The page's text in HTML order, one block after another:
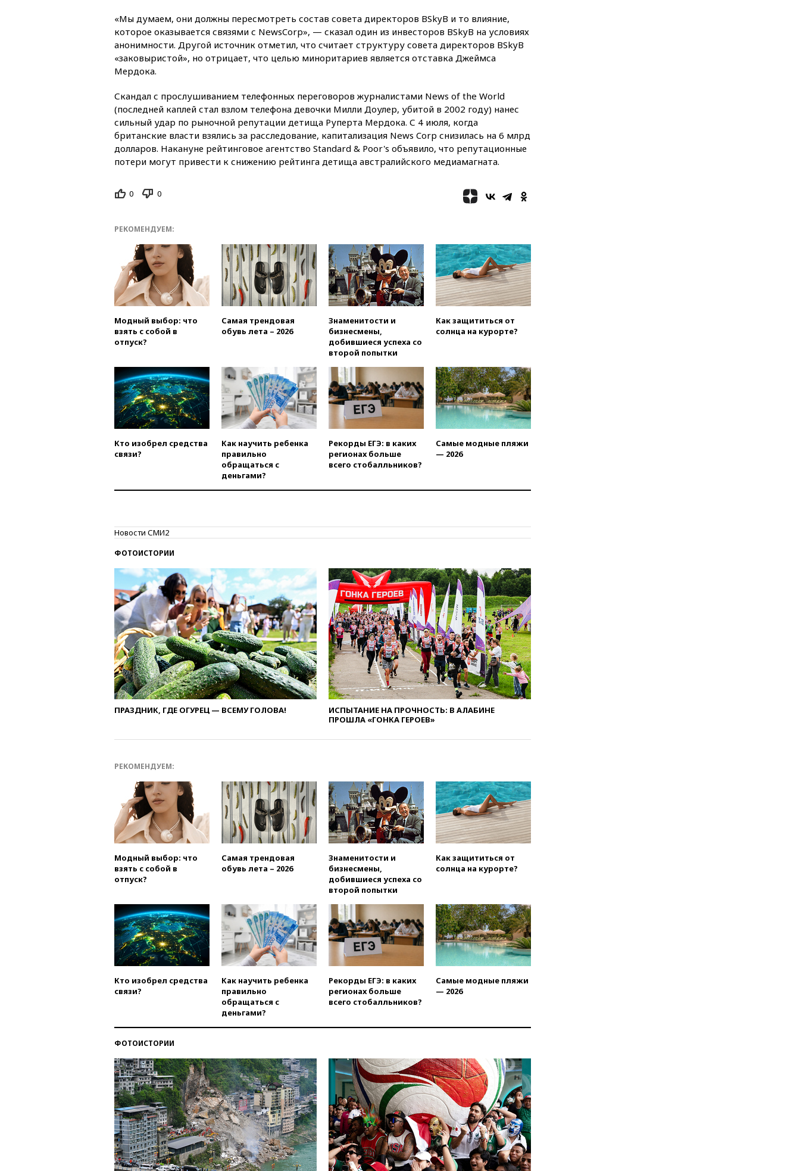
отравившегося в детсаду
мальчика
03:00 МИД РФ: попытки Запада
рассорить Россию и Казахстан
не соответствует нормам
химической безопасности
01:00 Трамп: США сами
нуждаются в дальнобойных
ракетах и системах Patriot
00:01 Трамп заявил о
вчера, 23:15В Смоленске
ребенок и женщина погибли
при падении деревьев во
время урагана
вчера, 22:55В Москве в
пятницу ожидаются ливни
Винисиус
продлил контракт с «Реалом»
вчера, 22:28Отказаться от
российского гражданства
станет значительно дороже
вчера, 22:20Путин назвал 76-ю
гвардейскую десантно-
штурмовую дивизию
легендарной
вчера, 22:15Путин заслушал
доклад о ситуации на
Rights Foundation
и Геленджик
вчера, 21:25Руслан Терновой
выиграл золото чемпионата
Европы в прыжках с 10-
метровой вышки
вчера, 21:10РФ не получала
обращений о прекращении
концессии строительства ж/д
в Армении
вчера, 21:00В России вновь
обсуждают эксперимент по
онлайн-продаже алкоголя
россиянам могут
вчера, 20:35ПВО за день
сбила еще 281 украинский
беспилотник над Россией
вчера, 20:27Ямпольская
призвала оптимизировать
олимпиады для поступления в
вчера, 20:15 Минтранс
предложил оплачивать
средств на ремонт
вчера, 20:00Зеленский 8
августа посетит Сербию с
официальным визитом
вчера, 19:58 В Госдуму будет
отмене ЕГЭ
вчера, 19:50
республиканцев поддержать
Вэнса на выборах 2028 года
вчера, 19:20Число ломбардов
в РФ превысило максимум
2022 года
вчера, 19:15Жуковский и
аэропорт Геленджика
возобновили работу
«Мы думаем, они должны пересмотреть состав совета директоров BSkyB и то влияние,
которое оказывается связями с NewsCorp», — сказал один из инвесторов BSkyB на условиях
анонимности. Другой источник отметил, что считает структуру совета директоров BSkyB
«заковыристой», но отрицает, что целью миноритариев является отставка Джеймса
Мердока.
Скандал с прослушиванием телефонных переговоров журналистами News of the World
(последней каплей стал взлом телефона девочки Милли Доулер, убитой в 2002 году) нанес
сильный удар по рыночной репутации детища Руперта Мердока. С 4 июля, когда
британские власти взялись за расследование, капитализация News Corp снизилась на 6 млрд
долларов. Накануне рейтинговое агентство Standard & Poor's объявило, что репутационные
потери могут привести к снижению рейтинга детища австралийского медиамагната.
0 0
РЕКОМЕНДУЕМ:
Модный выбор: что
взять с собой в
отпуск?
Самая трендовая
обувь лета – 2026
Знаменитости и
бизнесмены,
добившиеся успеха со
второй попытки
Как защититься от
солнца на курорте?
Кто изобрел средства
связи?
Как научить ребенка
правильно
обращаться с
деньгами?
Рекорды ЕГЭ: в каких
регионах больше
всего стобалльников?
Самые модные пляжи
— 2026
Новости СМИ2
ФОТОИСТОРИИ
ПРАЗДНИК, ГДЕ ОГУРЕЦ — ВСЕМУ ГОЛОВА!
ИСПЫТАНИЕ НА ПРОЧНОСТЬ: В АЛАБИНЕ
ПРОШЛА «ГОНКА ГЕРОЕВ»
РЕКОМЕНДУЕМ:
Модный выбор: что
взять с собой в
отпуск?
Самая трендовая
обувь лета – 2026
Знаменитости и
бизнесмены,
добившиеся успеха со
второй попытки
Как защититься от
солнца на курорте?
Кто изобрел средства
связи?
Как научить ребенка
правильно
обращаться с
деньгами?
Рекорды ЕГЭ: в каких
регионах больше
всего стобалльников?
Самые модные пляжи
— 2026
ФОТОИСТОРИИ